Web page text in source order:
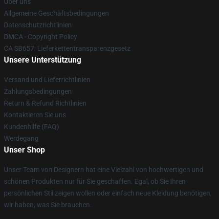
Allgemeine Geschäftsbedingungen
Datenschutzrichtlinien
DMCA - Copyright Policy
CA SB657: Lieferkettentransparenzgesetz
Unsere Unterstützung
Versand und Lieferrichtlinien
Zahlungsbedingungen
Return & Refund Richtlinien
Kontaktieren Sie uns
Kundenhilfe (FAQ)
Werdegang
Unser Shop
Unser Team von Designern hat eine Vielzahl von hochwertigen und
schönen Produkten nur für Sie geschaffen. Egal, ob Sie Ihren
persönlichen Stil zeigen wollen oder einfach neue Kleidung benötigen,
wir haben, was Sie brauchen.